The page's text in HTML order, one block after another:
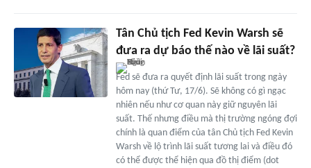
Tân Chủ tịch Fed Kevin Warsh sẽ
đưa ra dự báo thế nào về lãi suất?
Fed sẽ đưa ra quyết định lãi suất trong ngày
hôm nay (thứ Tư, 17/6). Sẽ không có gì ngạc
nhiên nếu như cơ quan này giữ nguyên lãi
suất. Thế nhưng điều mà thị trường ngóng đợi
chính là quan điểm của tân Chủ tịch Fed Kevin
Warsh về lộ trình lãi suất tương lai và điều đó
có thể được thể hiện qua đồ thị điểm (dot